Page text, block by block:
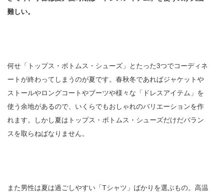
難しい。
何せ「トップス・ボトムス・シューズ」とたった3つでコーディネ
ートが終わってしまうのが夏です。春秋冬であればジャケットや
ストールやロングコートやブーツや様々な「ドレスアイテム」を
使う余地があるので、いくらでもおしゃれのバリエーションを作
れます。しかし夏はトップス・ボトムス・シューズだけだバラン
スを取らねばなりません。
また男性は夏は過ごしやすい「Tシャツ」ばかりを選ぶもの。高温